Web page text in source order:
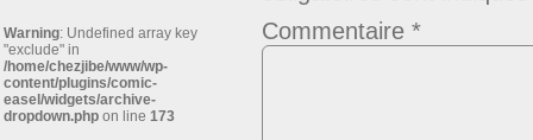
Warning: Undefined array key
"exclude" in
/home/chezjibe/www/wp-
content/plugins/comic-
easel/widgets/archive-
dropdown.php on line 173
Commentaire *